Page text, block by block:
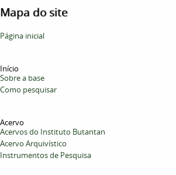
Mapa do site
Página inicial
Início
Sobre a base
Como pesquisar
Acervo
Acervos do Instituto Butantan
Acervo Arquivístico
Instrumentos de Pesquisa